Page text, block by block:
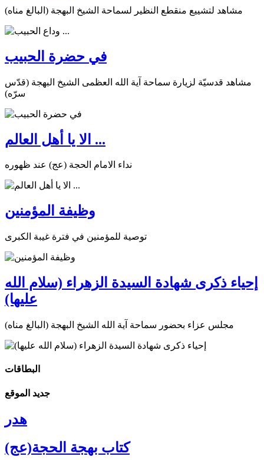
مشاهد لتشييع منقطع النظير لسماحة الشيخ البهجة (البالغ مناه)
في حضرة الحبيب
مشاهد قدسيّة لزيارة سماحة آية الله العظمى الشيخ البهجة (قدّس
سرّه)
الا يا أهل العالم ...
نداء الامام الحجة (عج) عند ظهوره
وظيفة المؤمنين
توصية للمؤمنين في فترة غيبة الكبرى
إحياء ذكرى شهادة السيدة الزهراء (سلام الله
عليها)
مجلس عزاء بحضور سماحة آية الله الشيخ البهجة (البالغ مناه)
البطاقات
جديد الموقع
هدر
كتاب بهجة الحجة(عج)